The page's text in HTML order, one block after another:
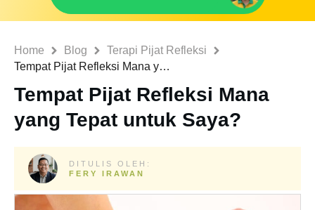
Home Blog
Terapi Pijat Refleksi
Tempat Pijat Refleksi Mana yang Tepat untuk Saya?
Tempat Pijat Refleksi Mana
yang Tepat untuk Saya?
DITULIS OLEH:
FERY IRAWAN